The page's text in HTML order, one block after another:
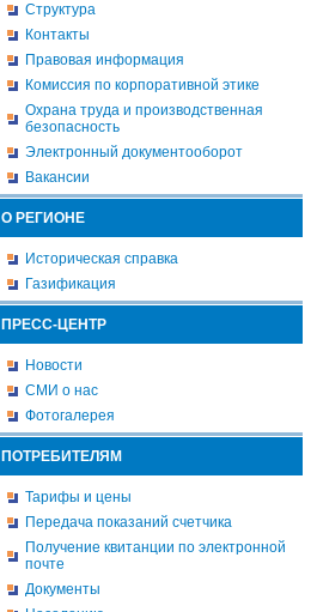
Структура
Контакты
Правовая информация
Комиссия по корпоративной этике
Охрана труда и производственная
безопасность
Электронный документооборот
Вакансии
О РЕГИОНЕ
Историческая справка
Газификация
ПРЕСС-ЦЕНТР
Новости
СМИ о нас
Фотогалерея
ПОТРЕБИТЕЛЯМ
Тарифы и цены
Передача показаний счетчика
Получение квитанции по электронной
почте
Документы